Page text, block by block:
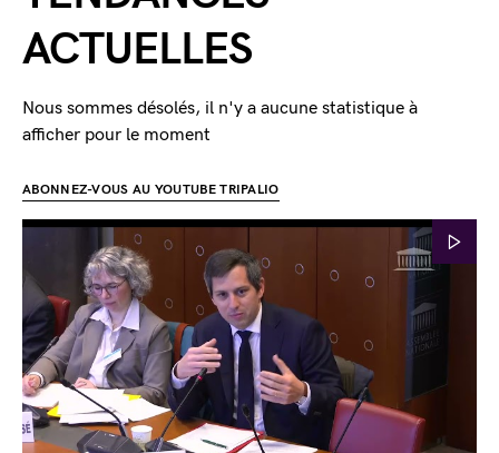
ACTUELLES
Nous sommes désolés, il n'y a aucune statistique à
afficher pour le moment
ABONNEZ-VOUS AU YOUTUBE TRIPALIO